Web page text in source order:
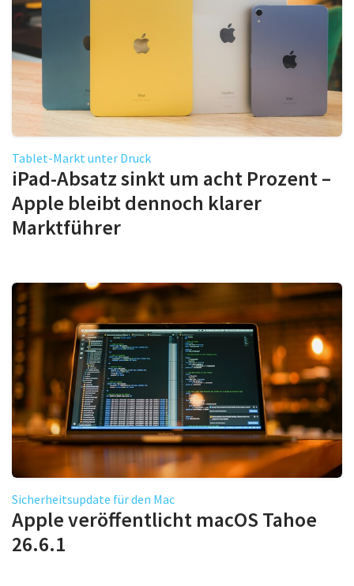
Tablet-Markt unter Druck
iPad-Absatz sinkt um acht Prozent –
Apple bleibt dennoch klarer
Marktführer
Sicherheitsupdate für den Mac
Apple veröffentlicht macOS Tahoe
26.6.1